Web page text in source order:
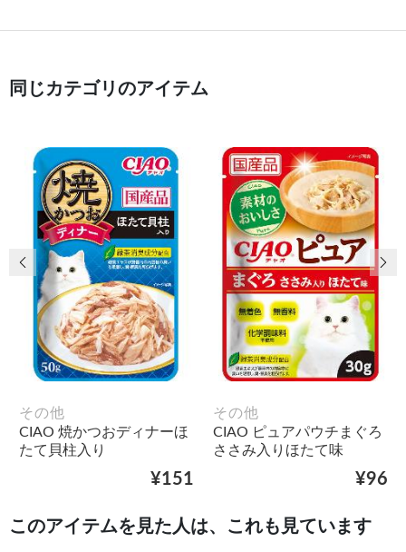
同じカテゴリのアイテム
その他
CIAO 焼かつおディナーほ
たて貝柱入り
¥151
その他
CIAO ピュアパウチまぐろ
ささみ入りほたて味
¥96
前の画像 次
このアイテムを見た人は、これも見ています